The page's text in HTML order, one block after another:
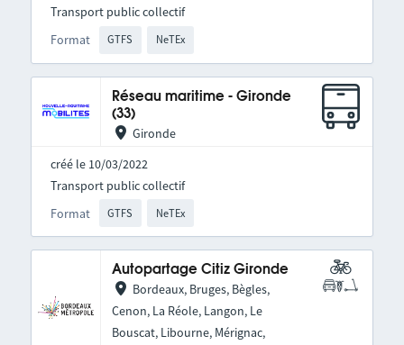
Format GTFS NeTEx
Transport public collectif
Réseau maritime - Gironde
(33)
Gironde
créé le 10/03/2022
Format GTFS NeTEx
Transport public collectif
Autopartage Citiz Gironde
Bordeaux, Bruges, Bègles,
Cenon, La Réole, Langon, Le
Bouscat, Libourne, Mérignac,